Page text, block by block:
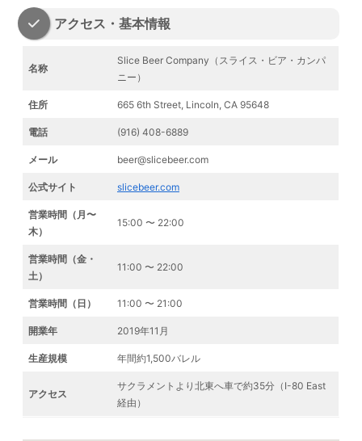
アクセス・基本情報
名称
Slice Beer Company（スライス・ビア・カンパ
ニー）
住所 665 6th Street, Lincoln, CA 95648
電話 (916) 408-6889
メール beer@slicebeer.com
公式サイト slicebeer.com
営業時間（月〜
木）
15:00 〜 22:00
営業時間（金・
土）
11:00 〜 22:00
営業時間（日） 11:00 〜 21:00
開業年 2019年11月
生産規模 年間約1,500バレル
アクセス
サクラメントより北東へ車で約35分（I-80 East
経由）